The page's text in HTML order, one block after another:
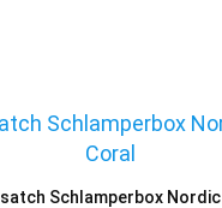
satch Schlamperbox Nordic